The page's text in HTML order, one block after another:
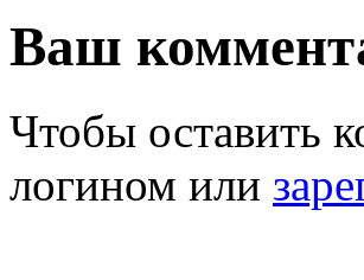
Ваш
Чтобы оставить
логином или